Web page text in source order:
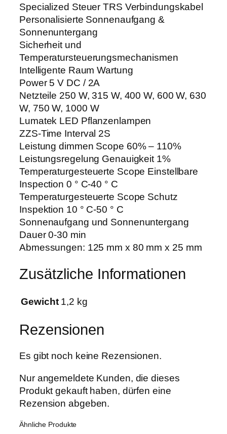
Specialized Steuer TRS Verbindungskabel
Personalisierte Sonnenaufgang &
Sonnenuntergang
Sicherheit und
Temperatursteuerungsmechanismen
Intelligente Raum Wartung
Power 5 V DC / 2A
Netzteile 250 W, 315 W, 400 W, 600 W, 630
W, 750 W, 1000 W
Lumatek LED Pflanzenlampen
ZZS-Time Interval 2S
Leistung dimmen Scope 60% – 110%
Leistungsregelung Genauigkeit 1%
Temperaturgesteuerte Scope Einstellbare
Inspection 0 ° C-40 ° C
Temperaturgesteuerte Scope Schutz
Inspektion 10 ° C-50 ° C
Sonnenaufgang und Sonnenuntergang
Dauer 0-30 min
Abmessungen: 125 mm x 80 mm x 25 mm
Zusätzliche Informationen
Gewicht 1,2 kg
Rezensionen
Es gibt noch keine Rezensionen.
Nur angemeldete Kunden, die dieses
Produkt gekauft haben, dürfen eine
Rezension abgeben.
Ähnliche Produkte